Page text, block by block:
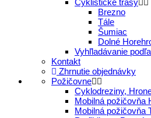
Brezno
Tále
Šumiac
Dolné
Vyhľladávanie
Kontakt
Zhrnutie objednávky
Požičovne
Cyklodreziny,
Mobilná požičovňa
Mobilná požičovňa